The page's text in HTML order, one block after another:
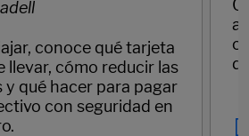
conoce qué tarjeta
llevar, cómo reducir las
y qué hacer para pagar
con seguridad en